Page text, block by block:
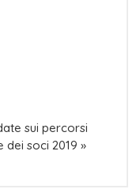
sui percorsi
dei soci 2019 »